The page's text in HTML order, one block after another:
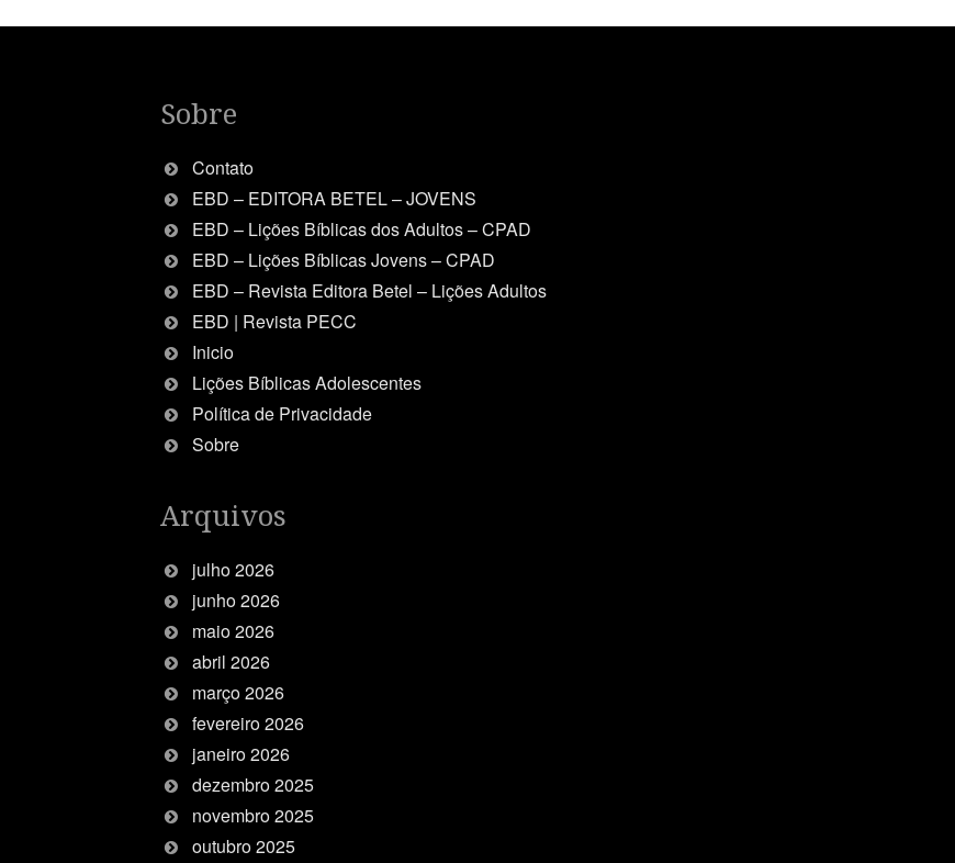
Sobre
Contato
EBD – EDITORA BETEL – JOVENS
EBD – Lições Bíblicas dos Adultos – CPAD
EBD – Lições Bíblicas Jovens – CPAD
EBD – Revista Editora Betel – Lições Adultos
EBD | Revista PECC
Inicio
Lições Bíblicas Adolescentes
Política de Privacidade
Sobre
Arquivos
julho 2026
junho 2026
maio 2026
abril 2026
março 2026
fevereiro 2026
janeiro 2026
dezembro 2025
novembro 2025
outubro 2025